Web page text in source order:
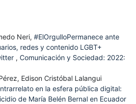
Neri, #ElOrgulloPermanece ante
redes y contenido LGBT+
, Comunicación y Sociedad: 2022:
Edison Cristóbal Lalangui
en la esfera pública digital:
de María Belén Bernal en Ecuador